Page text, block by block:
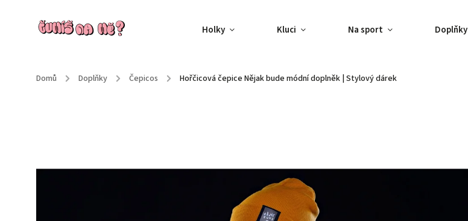
Holky Kluci Na sport Doplňky
Domů / Doplňky / Čepicos / Hořčicová čepice Nějak bude módní doplněk | Stylový dárek